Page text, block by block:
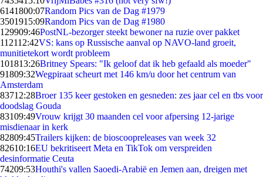
6141800:07Random Pics van de Dag #1979
3501915:09Random Pics van de Dag #1980
129909:46PostNL-bezorger steekt bewoner na ruzie over pakket
112112:42VS: kans op Russische aanval op NAVO-land groeit,
munitietekort wordt probleem
101813:26Britney Spears: "Ik geloof dat ik heb gefaald als moeder"
91809:32Wegpiraat scheurt met 146 km/u door het centrum van
Amsterdam
83712:28Broer 135 keer gestoken en gesneden: zes jaar cel en tbs voor
doodslag Gouda
83109:49Vrouw krijgt 30 maanden cel voor afpersing 12-jarige
misdienaar in kerk
82809:45Trailers kijken: de bioscoopreleases van week 32
82610:16EU bekritiseert Meta en TikTok om verspreiden
desinformatie Ceuta
74209:53Houthi's vallen Saoedi-Arabië en Jemen aan, dreigen met